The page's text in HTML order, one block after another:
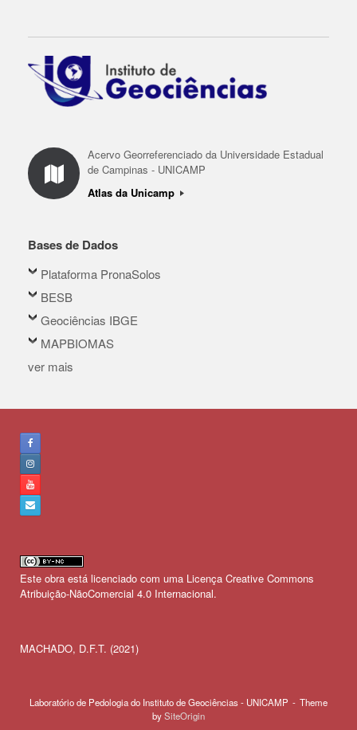
Acervo Georreferenciado da Universidade Estadual
de Campinas - UNICAMP
Atlas da Unicamp
Bases de Dados
Plataforma PronaSolos
BESB
Geociências IBGE
MAPBIOMAS
ver mais
Este obra está licenciado com uma Licença Creative Commons
Atribuição-NãoComercial 4.0 Internacional.
MACHADO, D.F.T. (2021)
Laboratório de Pedologia do Instituto de Geociências - UNICAMP
Theme
bySiteOrigin